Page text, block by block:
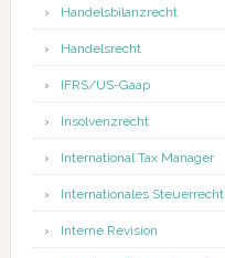
Handelsbilanzrecht
Handelsrecht
IFRS/US-Gaap
Insolvenzrecht
International Tax Manager
Internationales Steuerrecht
Interne Revision